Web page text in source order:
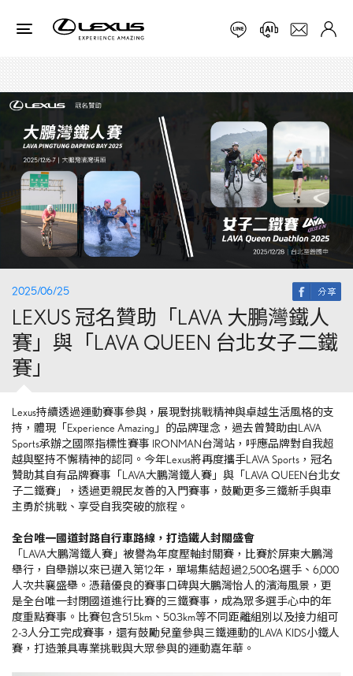
2025/06/25
LEXUS 冠名贊助「LAVA 大鵬灣鐵人
賽」與「LAVA QUEEN 台北女子二鐵
賽」
Lexus持續透過運動賽事參與，展現對挑戰精神與卓越生活風格的支
持，體現「Experience Amazing」的品牌理念，過去曾贊助由LAVA
Sports承辦之國際指標性賽事 IRONMAN台灣站，呼應品牌對自我超
越與堅持不懈精神的認同。今年Lexus將再度攜手LAVA Sports，冠名
贊助其自有品牌賽事「LAVA大鵬灣鐵人賽」與「LAVA QUEEN台北女
子二鐵賽」，透過更親民友善的入門賽事，鼓勵更多三鐵新手與車
主勇於挑戰、享受自我突破的旅程。
全台唯一國道封路自行車路線，打造鐵人封關盛會
「LAVA大鵬灣鐵人賽」被譽為年度壓軸封關賽，比賽於屏東大鵬灣
舉行，自舉辦以來已邁入第12年，單場集結超過2,500名選手、6,000
人次共襄盛舉。憑藉優良的賽事口碑與大鵬灣怡人的濱海風景，更
是全台唯一封閉國道進行比賽的三鐵賽事，成為眾多選手心中的年
度重點賽事。比賽包含51.5km、50.3km等不同距離組別以及接力組可
2-3人分工完成賽事，還有鼓勵兒童參與三鐵運動的LAVA KIDS小鐵人
賽，打造兼具專業挑戰與大眾參與的運動嘉年華。